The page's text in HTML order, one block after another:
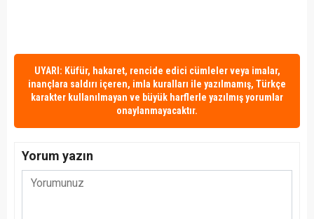
UYARI: Küfür, hakaret, rencide edici cümleler veya imalar,
inançlara saldırı içeren, imla kuralları ile yazılmamış, Türkçe
karakter kullanılmayan ve büyük harflerle yazılmış yorumlar
onaylanmayacaktır.
Yorum yazın